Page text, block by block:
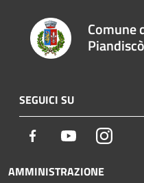
Comune
Piandiscò
SEGUICI SU
Facebook Youtube
AMMINISTRAZIONE